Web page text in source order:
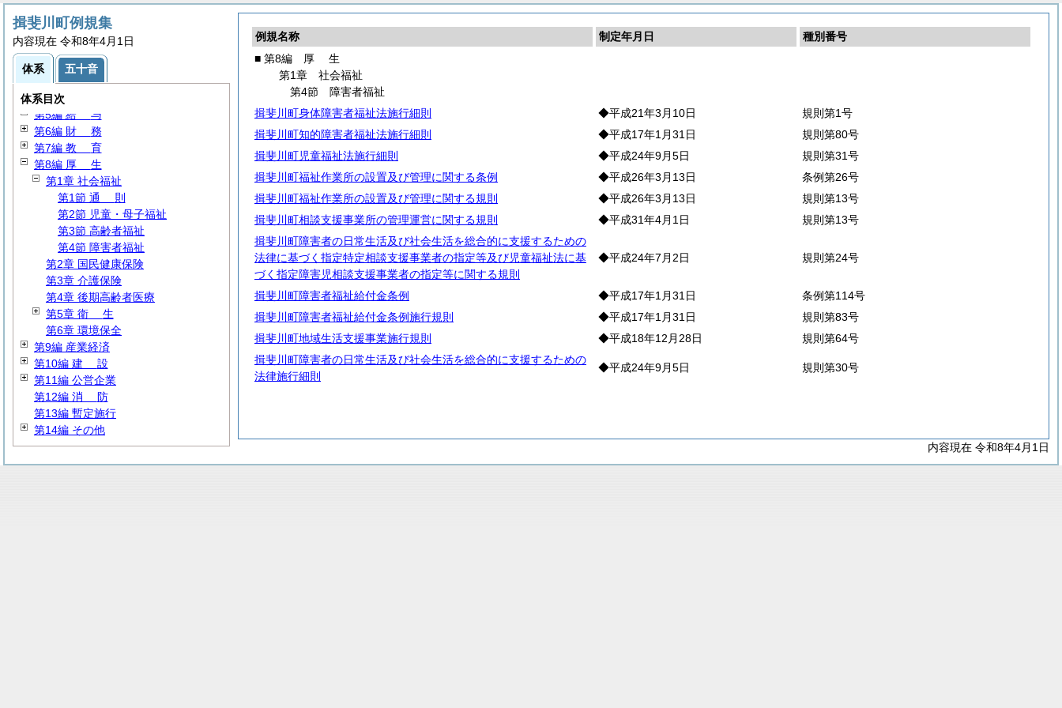
例規名称 制定年月日
種別番号
■ 第8編 厚 生
第1章 社会福祉
第4節 障害者福祉
揖斐川町身体障害者福祉法施行細則
◆平成21年3月10日
規則第1号
揖斐川町知的障害者福祉法施行細則
◆平成17年1月31日
規則第80号
揖斐川町児童福祉法施行細則
◆平成24年9月5日
規則第31号
揖斐川町福祉作業所の設置及び管理に関する条例
◆平成26年3月13日
条例第26号
揖斐川町福祉作業所の設置及び管理に関する規則
◆平成26年3月13日
規則第13号
揖斐川町相談支援事業所の管理運営に関する規則
◆平成31年4月1日
規則第13号
揖斐川町障害者の日常生活及び社会生活を総合的に支援するための
法律に基づく指定特定相談支援事業者の指定等及び児童福祉法に基
づく指定障害児相談支援事業者の指定等に関する規則
◆平成24年7月2日 規則第24号
揖斐川町障害者福祉給付金条例 ◆平成17年1月31日
条例第114号
揖斐川町障害者福祉給付金条例施行規則
◆平成17年1月31日
規則第83号
揖斐川町地域生活支援事業施行規則
◆平成18年12月28日
規則第64号
揖斐川町障害者の日常生活及び社会生活を総合的に支援するための
法律施行細則
◆平成24年9月5日 規則第30号
内容現在 令和8年4月1日
揖斐川町例規集
内容現在 令和8年4月1日
体系 五十音
体系目次
第1編総 規
第2編議会
第3編 執行機関
第4編
第5編 給 与
第6編 財 務
第7編 教 育
第8編 厚 生
第1章 社会福祉
第1節 通 則
第2節 児童・母子福祉
第3節 高齢者福祉
第4節 障害者福祉
第2章 国民健康保険
第3章 介護保険
第4章 後期高齢者医療
第5章 衛 生
第6章 環境保全
第9編 産業経済
第10編 建 設
第11編 公営企業
第12編 消 防
第13編 暫定施行
第14編 その他